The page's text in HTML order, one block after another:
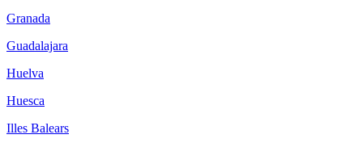
Granada
Guadalajara
Huelva
Huesca
Illes Balears